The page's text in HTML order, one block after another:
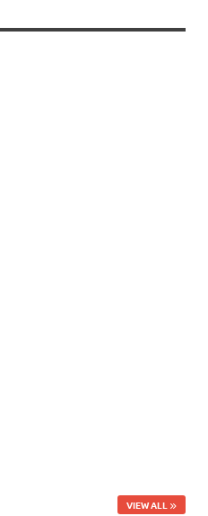
VIEW ALL